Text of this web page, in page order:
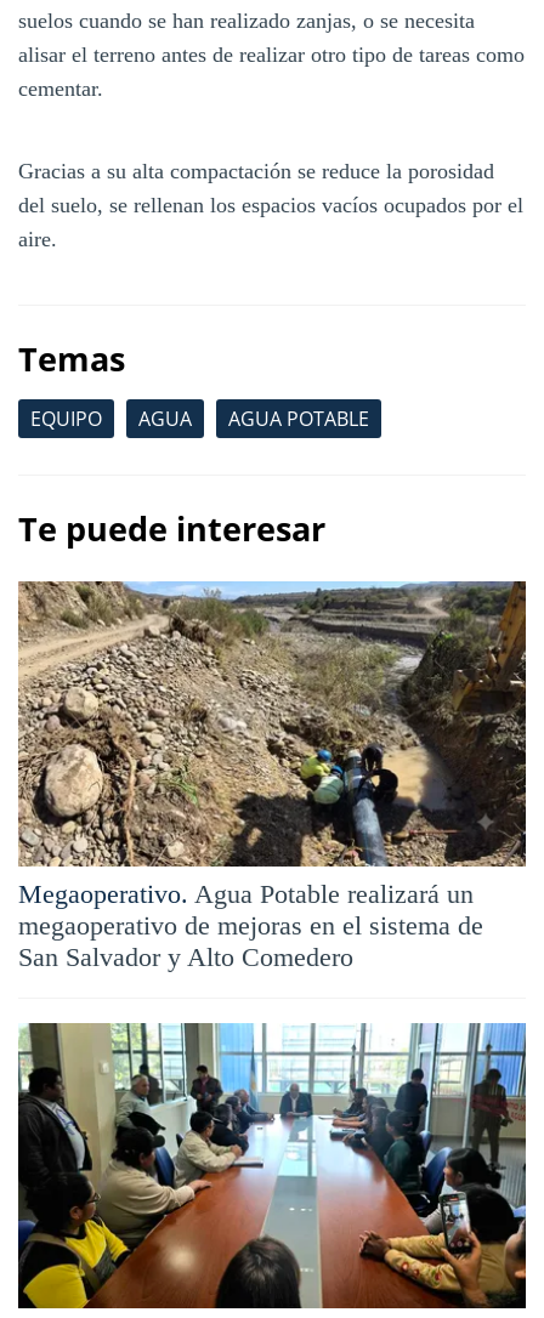
suelos cuando se han realizado zanjas, o se necesita
alisar el terreno antes de realizar otro tipo de tareas como
cementar.
Gracias a su alta compactación se reduce la porosidad
del suelo, se rellenan los espacios vacíos ocupados por el
aire.
Temas
EQUIPO AGUA AGUA POTABLE
Te puede interesar
Megaoperativo. Agua Potable realizará un
megaoperativo de mejoras en el sistema de
San Salvador y Alto Comedero